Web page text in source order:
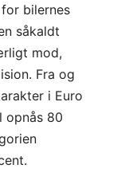
bilernes
såkaldt
mod,
Fra og
i Euro
opnås 80